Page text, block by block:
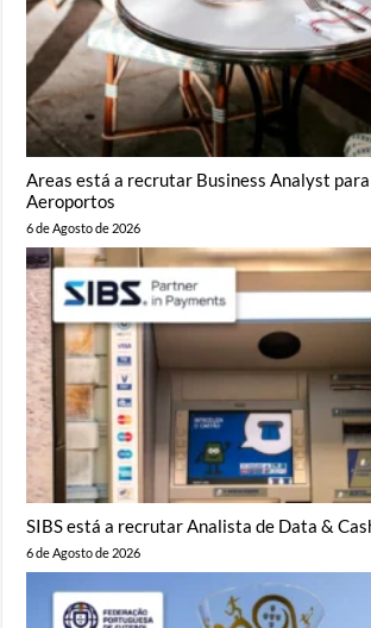
Areas está a recrutar Business Analyst
Aeroportos
6 de Agosto de 2026
SIBS está a recrutar Analista de Data &
6 de Agosto de 2026